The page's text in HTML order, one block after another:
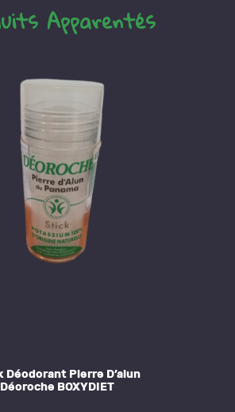
Apparentés
Déodorant Pierre D’alun
Déoroche BOXYDIET